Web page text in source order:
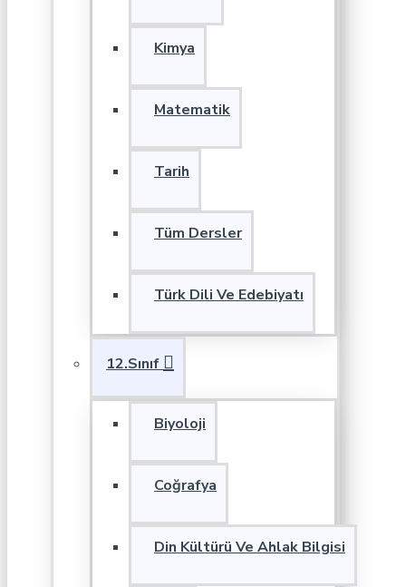
Kimya
Matematik
Tarih
Tüm Dersler
Türk Dili Ve Edebiyatı
12.Sınıf
Biyoloji
Coğrafya
Din Kültürü Ve Ahlak Bilgisi